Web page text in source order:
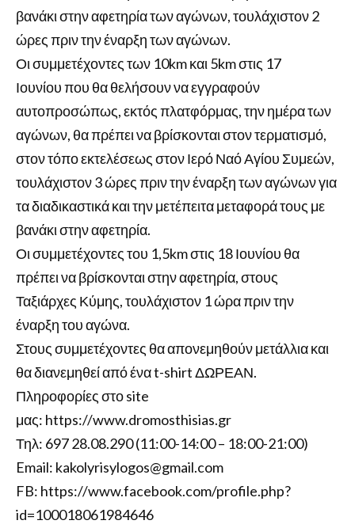
βανάκι στην αφετηρία των αγώνων, τουλάχιστον 2
ώρες πριν την έναρξη των αγώνων.
Οι συμμετέχοντες των 10km και 5km στις 17
Ιουνίου που θα θελήσουν να εγγραφούν
αυτοπροσώπως, εκτός πλατφόρμας, την ημέρα των
αγώνων, θα πρέπει να βρίσκονται στον τερματισμό,
στον τόπο εκτελέσεως στον Ιερό Ναό Αγίου Συμεών,
τουλάχιστον 3 ώρες πριν την έναρξη των αγώνων για
τα διαδικαστικά και την μετέπειτα μεταφορά τους με
βανάκι στην αφετηρία.
Οι συμμετέχοντες του 1,5km στις 18 Ιουνίου θα
πρέπει να βρίσκονται στην αφετηρία, στους
Ταξιάρχες Κύμης, τουλάχιστον 1 ώρα πριν την
έναρξη του αγώνα.
Στους συμμετέχοντες θα απονεμηθούν μετάλλια και
θα διανεμηθεί από ένα t-shirt ΔΩΡΕΑΝ.
Πληροφορίες στο site
μας: https://www.dromosthisias.gr
Τηλ: 697 28.08.290 (11:00-14:00 – 18:00-21:00)
Email: kakolyrisylogos@gmail.com
FB: https://www.facebook.com/profile.php?
id=100018061984646